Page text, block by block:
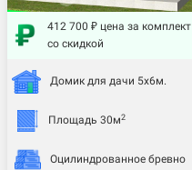
412 700 ₽ цена за комплект
со скидкой
Домик для дачи 5х6м.
Площадь 30м2
Оцилиндрованное бревно